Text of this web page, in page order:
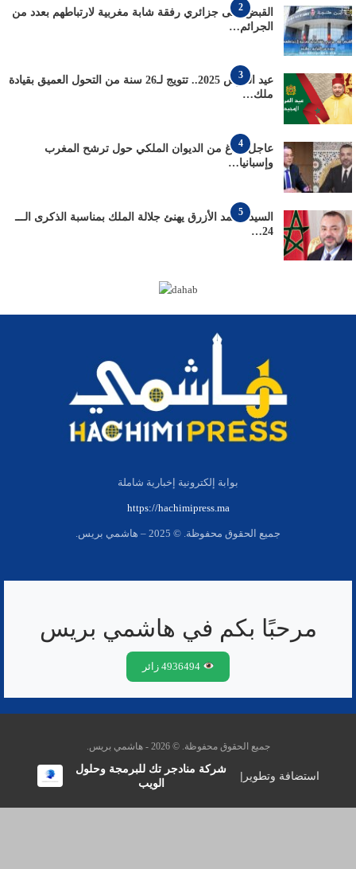
2
القبض على جزائري رفقة شابة مغربية لارتباطهم بعدد من
الجرائم…
3
عيد العرش 2025.. تتويج لـ26 سنة من التحول العميق بقيادة
ملك…
4
عاجل: بلاغ من الديوان الملكي حول ترشح المغرب
وإسبانيا…
5
السيد محمد الأزرق يهنئ جلالة الملك بمناسبة الذكرى الـــ
24…
بوابة إلكترونية إخبارية شاملة
https://hachimipress.ma
جميع الحقوق محفوظة. © 2025 – هاشمي بريس.
مرحبًا بكم في هاشمي بريس
4936494 زائر
جميع الحقوق محفوظة. © 2026 - هاشمي بريس.
استضافة وتطوير |
شركة منادجر تك للبرمجة وحلول
الويب